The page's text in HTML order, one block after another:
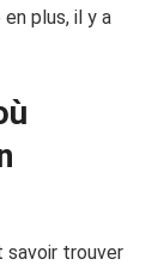
plus, il y a
savoir trouver